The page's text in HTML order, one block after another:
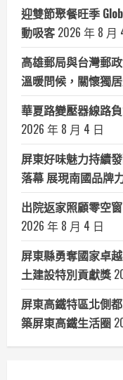
迎雙節聚餐旺季
動吸客 2026 年 8 月
高雄郵局與台灣郵
溫暖問候，關懷獨
華夏路變壓器線路
2026 年 8 月 4 日
屏東好味魅力持續
落幕 展現南國品牌
出院返家照顧零空
2026 年 8 月 4 日
屏東縣勇奪國家卓
土建設特別貢獻獎
屏東高鐵特區北側
築屏東高鐵生活圈